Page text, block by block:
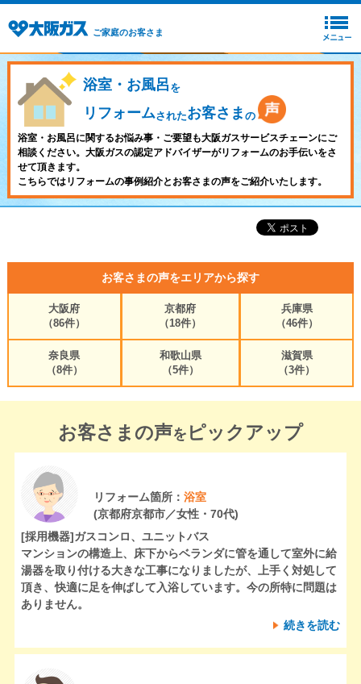
ご家庭のお客さま
浴室・お風呂 を
リフォームされたお客さま の
浴室・お風呂に関するお悩み事・ご要望も大阪ガスサービスチェーンにご
相談ください。大阪ガスの認定アドバイザーがリフォームのお手伝いをさ
せて頂きます。
こちらではリフォームの事例紹介とお客さまの声をご紹介いたします。
お客さまの声をエリアから探す
大阪府
（86件）
京都府
（18件）
兵庫県
（46件）
奈良県
（8件）
和歌山県
（5件）
滋賀県
（3件）
お客さまの声を ピックアップ
リフォーム箇所： 浴室
(京都府京都市／女性・70代)
[採用機器]ガスコンロ、ユニットバス
マンションの構造上、床下からベランダに管を通して室外に給
湯器を取り付ける大きな工事になりましたが、上手く対処して
頂き、快適に足を伸ばして入浴しています。今の所特に問題は
ありません。
続きを読む